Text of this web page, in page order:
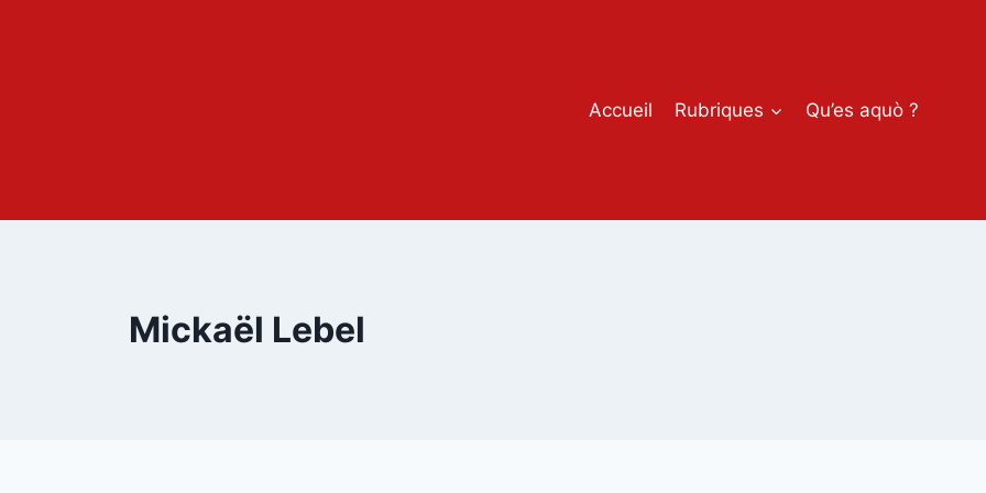
Accueil
Rubriques Qu’es aquò ?
Mickaël Lebel